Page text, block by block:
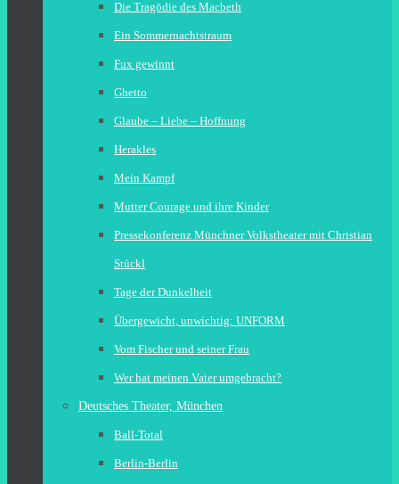
Die Tragödie des Macbeth
Ein Sommernachtstraum
Fux gewinnt
Ghetto
Glaube – Liebe – Hoffnung
Herakles
Mein Kampf
Mutter Courage und ihre Kinder
Pressekonferenz Münchner Volkstheater mit Christian
Stückl
Tage der Dunkelheit
Übergewicht, unwichtig: UNFORM
Vom Fischer und seiner Frau
Wer hat meinen Vater umgebracht?
Deutsches Theater, München
Ball-Total
Berlin-Berlin